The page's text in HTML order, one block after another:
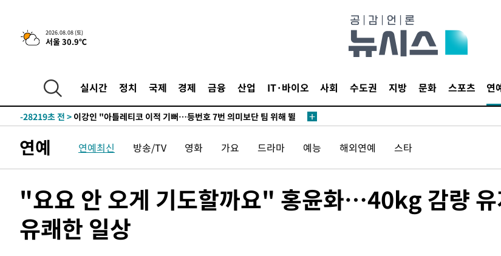
2026.08.08 (토)
서울 30.9℃
실시간 정치 국제 경제 금융 산업 IT·바이오 사회 수도권 지방 문화 스포츠 연
6시간 전 >[속보]뉴욕증시 상승 마감…S&P 0.6% 나스닥 1.3%↑
한민수·김용 순
-29403초 전 >
[속보]김민석, 與 전대 당원투표 누적 득표율 45.42%로 1위… 정
청래 44.56%
-28685초 전 >
42.08%·宋 10.17%
-28219초 전 > 이강인 "아틀레티코 이적 기뻐…등번호 7번 의미보단 팀 위해 뛸
-21928초 전 >
낮 최고 35도 '무더위'…동해안 시간당 30㎜ '강한 비'[내일날씨]
-21198초 전 >[속보]이강인 "감독님이 원하는 마음 느꼈고, 많은 트로피 원해 아
-19949초 전 >온열질환 사망자 3명 늘어…누적 환자 3000명 돌파
-13894초 전 >강릉에 시간당 81.4㎜ 물폭탄…도로 잠기고 담벼락 붕괴
-10001초 전 >백운산서 80년근 천종산삼 9뿌리 발견…감정가 1.3억원
연예 연예최신 방송/TV 영화 가요 드라마 예능 해외연예 스타
"요요 안 오게 기도할까요" 홍윤화…40kg 감량 유
유쾌한 일상